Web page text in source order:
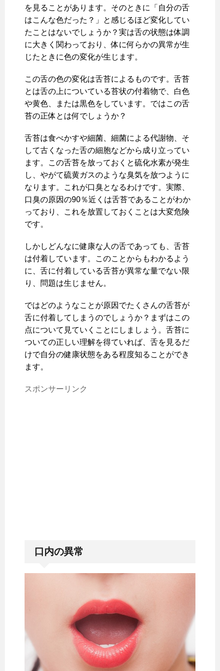
を見ることがあります。そのときに「自分の舌
はこんな色だった？」と感じるほど変化してい
たことはないでしょうか？実は舌の状態は体調
に大きく関わっており、体に何らかの異常が生
じたときに色の変化が生じます。
この舌の色の変化は舌苔によるものです。舌苔
とは舌の上についている苔状の付着物で、白色
や黄色、または黒色をしています。ではこの舌
苔の正体とは何でしょうか？
舌苔は食べかすや細菌、細菌による代謝物、そ
して古くなった舌の細胞などから成り立ってい
ます。この舌苔を放っておくと硫化水素が発生
し、やがて硫黄ガスのような臭気を放つように
なります。これが口臭となるわけです。実際、
口臭の原因の90％近くは舌苔であることがわか
っており、これを放置しておくことは大変危険
です。
しかしどんなに健康な人の舌であっても、舌苔
は付着しています。このことからもわかるよう
に、舌に付着している舌苔が異常な量でない限
り、問題は生じません。
ではどのようなことが原因でたくさんの舌苔が
舌に付着してしまうのでしょうか？まずはこの
点について見ていくことにしましょう。舌苔に
ついての正しい理解を得ていれば、舌を見るだ
けで自分の健康状態をある程度知ることができ
ます。
スポンサーリンク
口内の異常